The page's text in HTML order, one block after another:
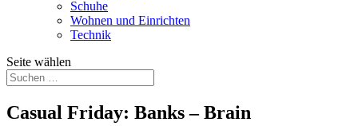
Schuhe
Wohnen und Einrichten
Technik
Seite wählen
Casual Friday: Banks – Brain